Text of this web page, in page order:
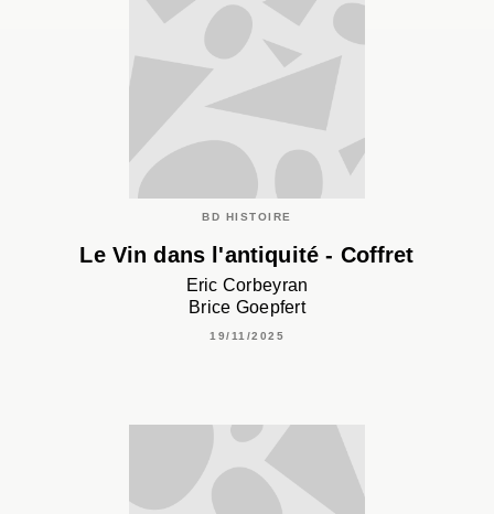
BD HISTOIRE
Le Vin dans l'antiquité - Coffret
Eric Corbeyran
Brice Goepfert
19/11/2025